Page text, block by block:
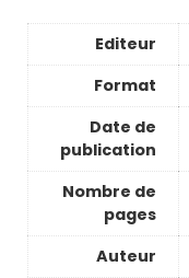
Editeur
Format
Date de
publication
Nombre de
pages
Auteur